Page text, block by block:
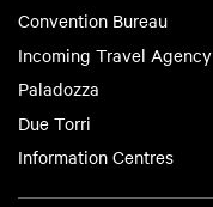
Convention Bureau
Incoming Travel Agency
Paladozza
Due Torri
Information Centres